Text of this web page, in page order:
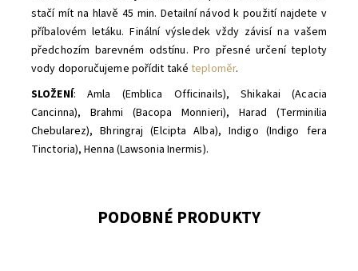
stačí mít na hlavě 45 min. Detailní návod k použití najdete v
příbalovém letáku. Finální výsledek vždy závisí na vašem
předchozím barevném odstínu. Pro přesné určení teploty
vody doporučujeme pořídit takéteploměr.
SLOŽENÍ: Amla (Emblica Officinails), Shikakai (Acacia
Cancinna), Brahmi (Bacopa Monnieri), Harad (Terminilia
Chebularez), Bhringraj (Elcipta Alba), Indigo (Indigo fera
Tinctoria), Henna (Lawsonia Inermis).
PODOBNÉ PRODUKTY